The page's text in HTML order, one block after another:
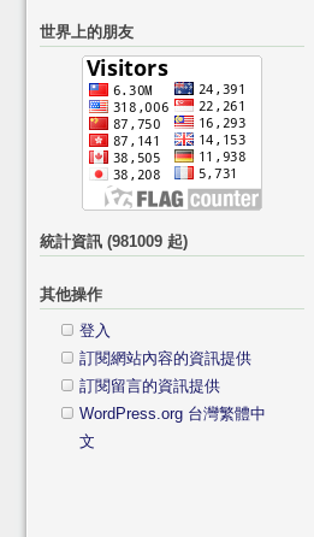
分
鍵
世界上的朋友
統計資訊 (981009 起)
其他操作
登入
訂閱網站內容的資訊提供
訂閱留言的資訊提供
WordPress.org 台灣繁體中
文